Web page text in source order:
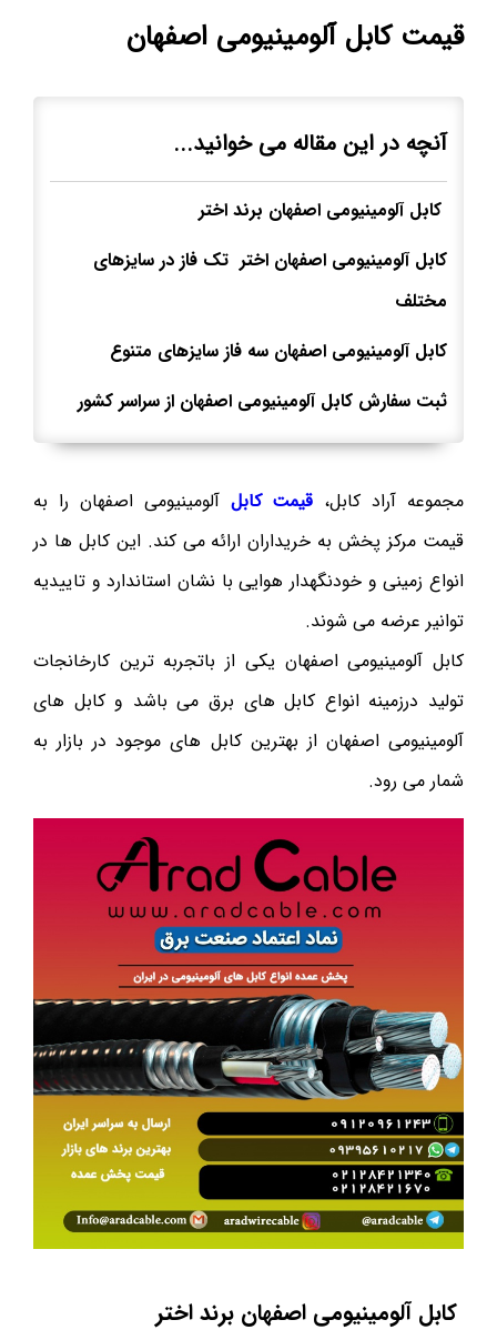
قیمت کابل آلومینیومی اصفهان
آنچه در این مقاله می خوانید...
کابل آلومینیومی اصفهان برند اختر
کابل آلومینیومی اصفهان اختر تک فاز در سایزهای
مختلف
کابل آلومینیومی اصفهان سه فاز سایزهای متنوع
ثبت سفارش کابل آلومینیومی اصفهان از سراسر کشور
مجموعه آراد کابل، قیمت کابل آلومینیومی اصفهان را به
قیمت مرکز پخش به خریداران ارائه می کند. این کابل ها در
انواع زمینی و خودنگهدار هوایی با نشان استاندارد و تاییدیه
توانیر عرضه می شوند.
کابل آلومینیومی اصفهان یکی از باتجربه ترین کارخانجات
تولید درزمینه انواع کابل های برق می باشد و کابل های
آلومینیومی اصفهان از بهترین کابل های موجود در بازار به
شمار می رود.
کابل آلومینیومی اصفهان برند اختر